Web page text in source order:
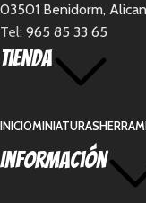
03501 Benidorm,
Tel: 965 85 33 65
Tienda
INICIOMINIATURAS
Información